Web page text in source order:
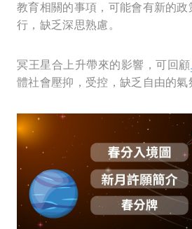
教育相關的事項，可能會有新的
行，缺乏深思熟慮。
冥王星合上升帶來的影響，可回顧
體社會壓抑，受控，缺乏自由的氣